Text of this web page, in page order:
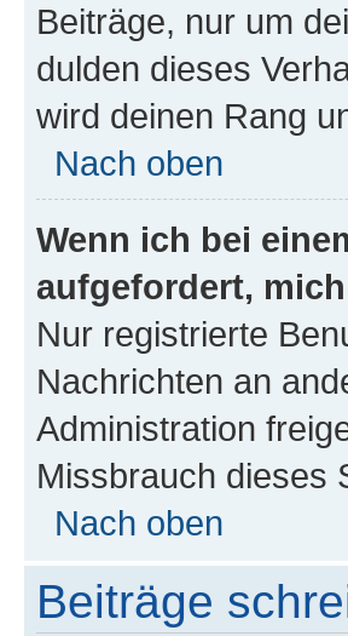
Beiträge, nur um
dulden dieses
wird deinen Rang
Nach oben
Wenn ich bei
aufgefordert,
Nur registrierte
Nachrichten an
Administration
Missbrauch dieses
Nach oben
Beiträge